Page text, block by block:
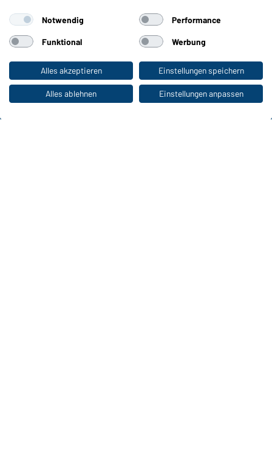
Zum Privatkunden-Shop
Farben
WORKWEAR COLLECTION
Die ideale Wahl für Professionals: Kollektionen
entdecken!
Notwendig Performance
Funktional Werbung
Alles akzeptieren Einstellungen speichern
Alles ablehnen Einstellungen anpassen